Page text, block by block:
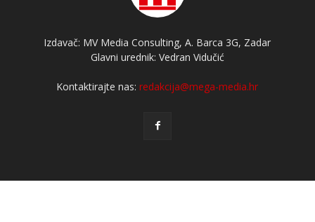
Izdavač: MV Media Consulting, A. Barca 3G, Zadar
Glavni urednik: Vedran Vidučić
Kontaktirajte nas:redakcija@mega-media.hr